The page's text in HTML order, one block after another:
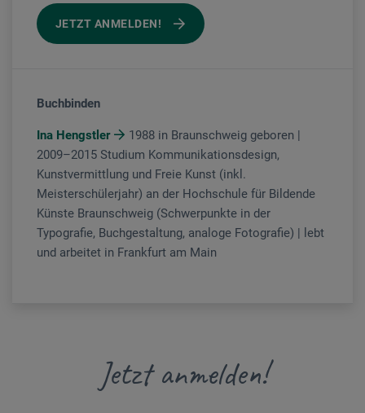
JETZT ANMELDEN!
Buchbinden
Ina Hengstler
1988 in Braunschweig geboren |
2009–2015 Studium Kommunikationsdesign,
Kunstvermittlung und Freie Kunst (inkl.
Meisterschülerjahr) an der Hochschule für Bildende
Künste Braunschweig (Schwerpunkte in der
Typografie, Buchgestaltung, analoge Fotografie) | lebt
und arbeitet in Frankfurt am Main
Jetzt anmelden!